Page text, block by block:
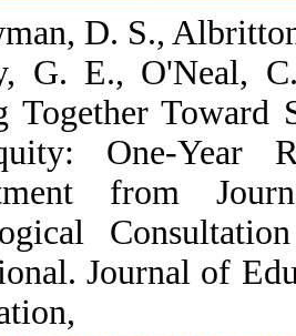
24. Newman,
L., Moy, G.
Working
and Equity:
Commitment
Psychological
International.